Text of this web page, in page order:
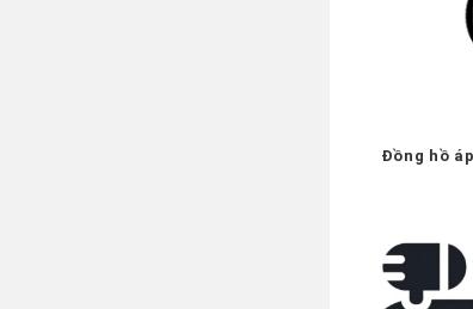
Đồng hồ